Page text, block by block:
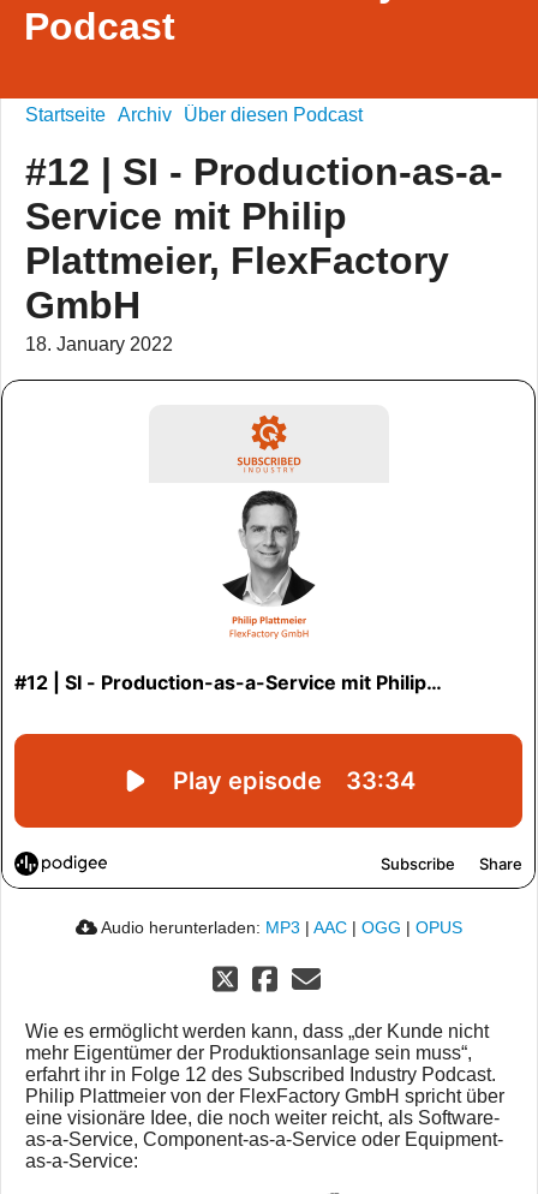
Podcast
Startseite Archiv Über diesen Podcast
#12 | SI - Production-as-a-
Service mit Philip
Plattmeier, FlexFactory
GmbH
18. January 2022
Audio herunterladen: MP3 | AAC | OGG | OPUS
Wie es ermöglicht werden kann, dass „der Kunde nicht
mehr Eigentümer der Produktionsanlage sein muss“,
erfahrt ihr in Folge 12 des Subscribed Industry Podcast.
Philip Plattmeier von der FlexFactory GmbH spricht über
eine visionäre Idee, die noch weiter reicht, als Software-
as-a-Service, Component-as-a-Service oder Equipment-
as-a-Service: